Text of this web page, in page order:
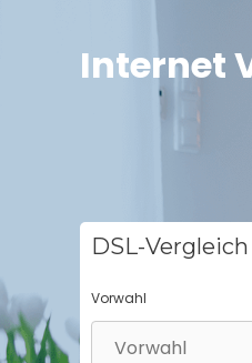
Internet
DSL-Vergleich
Vorwahl